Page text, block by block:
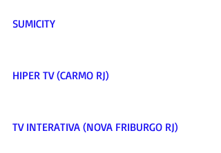
SUMICITY
HIPER TV (CARMO RJ)
TV INTERATIVA (NOVA FRIBURGO RJ)